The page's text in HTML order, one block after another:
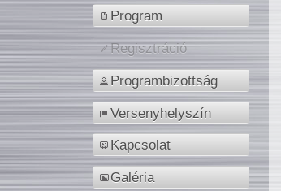
Program
Regisztráció
Programbizottság
Versenyhelyszín
Kapcsolat
Galéria